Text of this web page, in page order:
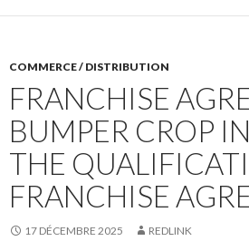
COMMERCE / DISTRIBUTION
FRANCHISE
BUMPER CROP
THE
FRANCHISE
17 DÉCEMBRE 2025 REDLINK